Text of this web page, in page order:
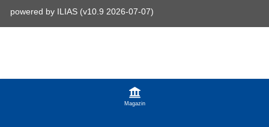
Magazin
powered by ILIAS (v10.9 2026-07-07)